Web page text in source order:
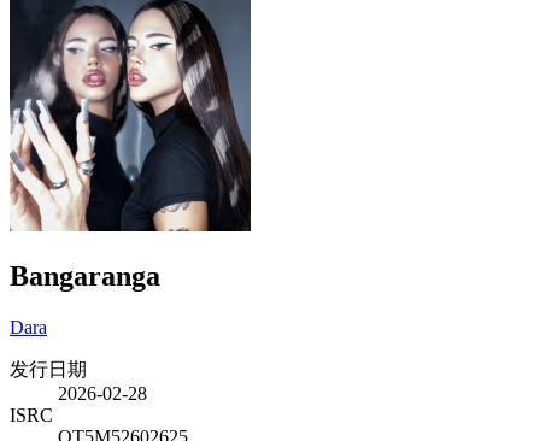
Bangaranga
Dara
发行日期
2026-02-28
ISRC
QT5M52602625